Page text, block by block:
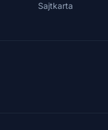
Sajtkarta